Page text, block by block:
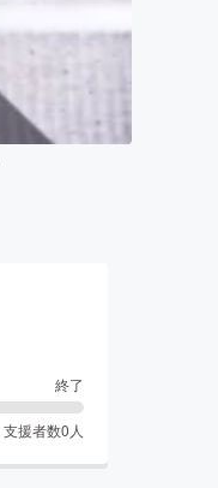
終了
支援者数0 人